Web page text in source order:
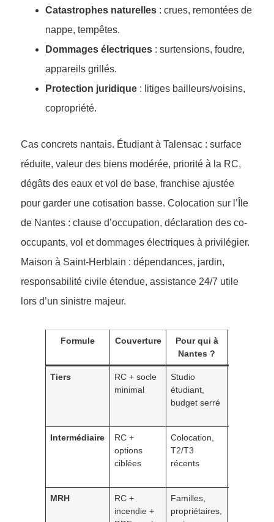
Catastrophes naturelles : crues, remontées de
nappe, tempêtes.
Dommages électriques : surtensions, foudre,
appareils grillés.
Protection juridique : litiges bailleurs/voisins,
copropriété.
Cas concrets nantais. Étudiant à Talensac : surface
réduite, valeur des biens modérée, priorité à la RC,
dégâts des eaux et vol de base, franchise ajustée
pour garder une cotisation basse. Colocation sur l’Île
de Nantes : clause d’occupation, déclaration des co-
occupants, vol et dommages électriques à privilégier.
Maison à Saint-Herblain : dépendances, jardin,
responsabilité civile étendue, assistance 24/7 utile
lors d’un sinistre majeur.
Formule Couverture
Pour qui à
Nantes ?
Tiers
RC + socle
minimal
Studio
étudiant,
budget serré
Intermédiaire
RC +
options
ciblées
Colocation,
T2/T3
récents
MRH
RC +
incendie +
Familles,
propriétaires,